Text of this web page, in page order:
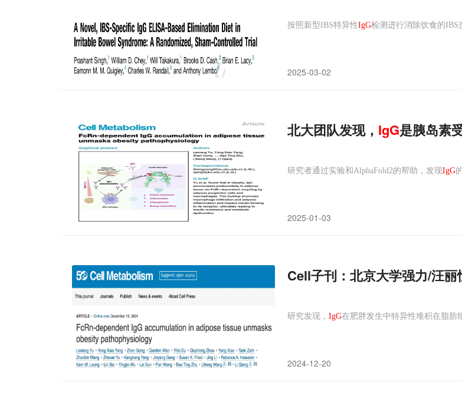
按照新型IBS特异性IgG检测进行消除饮食的IBS
2025-03-02
北大团队发现， IgG是胰岛素
研究者通过实验和AlphaFold2的帮助，发现IgG
2025-01-03
Cell子刊：北京大学强力/汪
研究发现， IgG在肥胖发生中特异性堆积在脂肪
2024-12-20